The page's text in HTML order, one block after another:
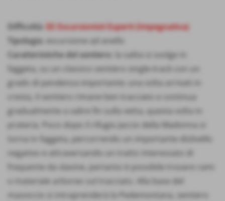
Difficoltà EE Escursionisti Esperti (Impegnativa)
Tipologia : escursione ad anello
Caratteristiche del sentiero
: la salita si svolge in
faggeta, su un classico sentiero single-track con un
grado di pendenza importante; una volta arrivati in
cresta, il sentiero rimane ben tracciato e continua
gradualmente a salire fin sulla vetta, questa volta in
prateria. Poco dopo il rifugio Jaccio della Madonna si
torna in faggeta, percorrendo un importante dislivello
negativo e attraversando un tratto interessato di
frequente da slavine, pertanto è possibile trovare rami
o materiale arboreo sul tracciato. Alla base del
massiccio si intraprenderà la Pedemontana, sentiero